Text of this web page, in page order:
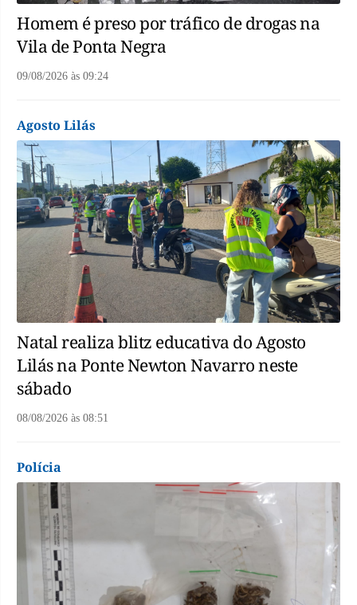
Homem é preso por tráfico de drogas na
Vila de Ponta Negra
09/08/2026 às 09:24
Agosto Lilás
Natal realiza blitz educativa do Agosto
Lilás na Ponte Newton Navarro neste
sábado
08/08/2026 às 08:51
Polícia